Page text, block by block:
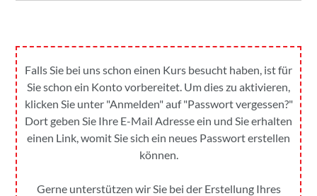
Falls Sie bei uns schon einen Kurs besucht haben, ist für
Sie schon ein Konto vorbereitet. Um dies zu aktivieren,
klicken Sie unter "Anmelden" auf "Passwort vergessen?"
Dort geben Sie Ihre E-Mail Adresse ein und Sie erhalten
einen Link, womit Sie sich ein neues Passwort erstellen
können.
Gerne unterstützen wir Sie bei der Erstellung Ihres